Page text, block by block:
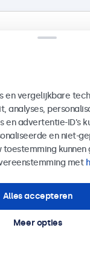
USB-C,
inbouw
x 45 mm
In
Verzenden
op
specialist.
en vergelijkbare
analyses,
advertentie-ID’s
en niet-
kunnen
met
Alles accepteren
Meer opties